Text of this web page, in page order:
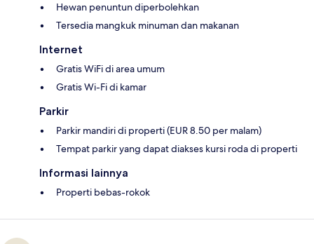
Hewan penuntun diperbolehkan
Tersedia mangkuk minuman dan makanan
Internet
Gratis WiFi di area umum
Gratis Wi-Fi di kamar
Parkir
Parkir mandiri di properti (EUR 8.50 per malam)
Tempat parkir yang dapat diakses kursi roda di properti
Informasi lainnya
Properti bebas-rokok